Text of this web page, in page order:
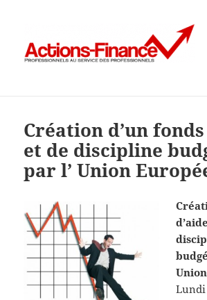
Création d’un fonds
et de discipline
par l’ Union